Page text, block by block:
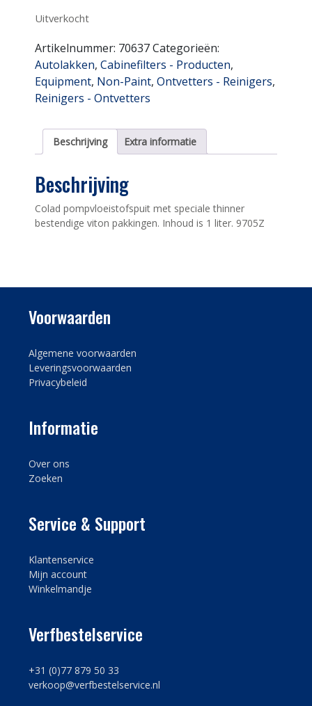
Uitverkocht
Artikelnummer: 70637Categorieën:
Autolakken, Cabinefilters - Producten,
Equipment, Non-Paint, Ontvetters - Reinigers,
Reinigers - Ontvetters
Beschrijving Extra informatie
Beschrijving
Colad pompvloeistofspuit met speciale thinner
bestendige viton pakkingen. Inhoud is 1 liter. 9705Z
Voorwaarden
Algemene voorwaarden
Leveringsvoorwaarden
Privacybeleid
Informatie
Over ons
Zoeken
Service & Support
Klantenservice
Mijn account
Winkelmandje
Verfbestelservice
+31 (0)77 879 50 33
verkoop@verfbestelservice.nl